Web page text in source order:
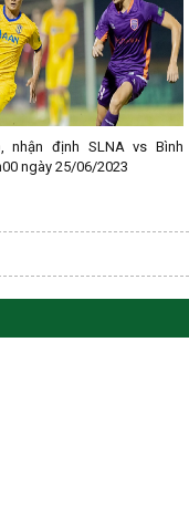
nhận định SLNA vs Bình
ngày 25/06/2023